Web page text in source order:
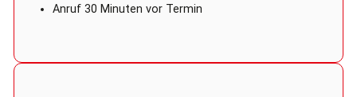
Anruf 30 Minuten vor Termin